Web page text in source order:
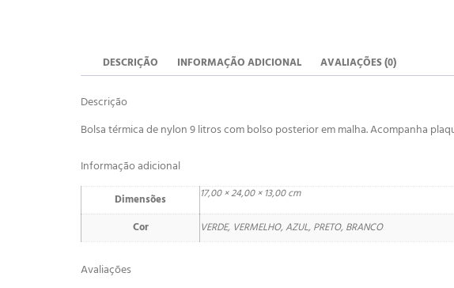
DESCRIÇÃO INFORMAÇÃO ADICIONAL AVALIAÇÕES (0)
Descrição
Bolsa térmica de nylon 9 litros com bolso posterior em malha. Acompanha
Informação adicional
Dimensões 17,00 × 24,00 × 13,00 cm
Cor VERDE, VERMELHO, AZUL, PRETO, BRANCO
Avaliações